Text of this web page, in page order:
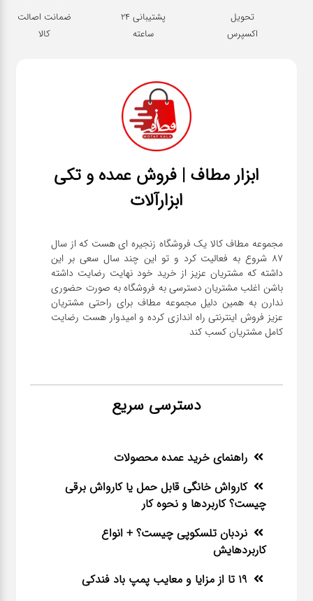
تحویل
اکسپرس
پشتیبانی 24
ساعته
ضمانت اصالت
کالا
ابزار مطاف | فروش عمده و تکی
ابزارآلات
مجموعه مطاف کالا یک فروشگاه زنجیره ای هست که از سال
۸۷ شروع به فعالیت کرد و تو این چند سال سعی بر این
داشته که مشتریان عزیز از خرید خود نهایت رضایت داشته
باشن اغلب مشتریان دسترسی به فروشگاه به صورت حضوری
ندارن به همین دلیل مجموعه مطاف برای راحتی مشتریان
عزیز فروش اینترنتی راه اندازی کرده و امیدوار هست رضایت
کامل مشتریان کسب کند
دسترسی سریع
راهنمای خرید عمده محصولات
کارواش خانگی قابل حمل یا کارواش برقی
چیست؟ کاربردها و نحوه کار
نردبان تلسکوپی چیست؟ + انواع
کاربردهایش
19 تا از مزایا و معایب پمپ باد فندکی